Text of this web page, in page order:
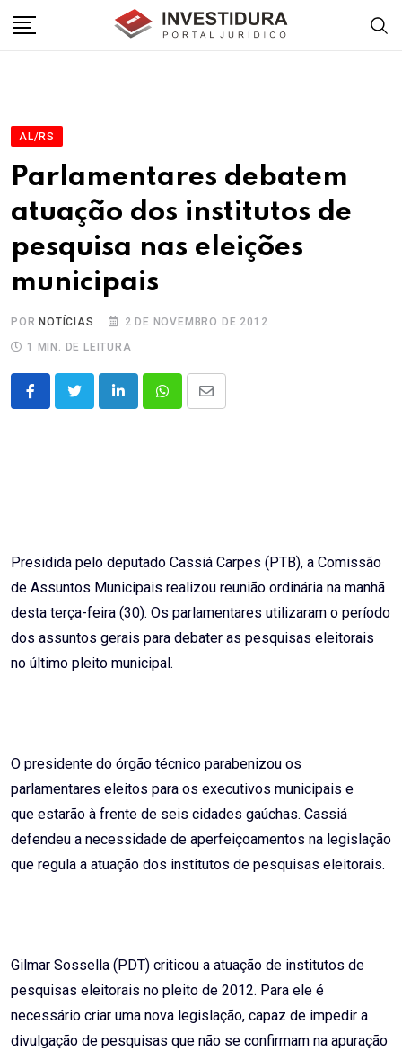
AL/RS
Parlamentares debatem
atuação dos institutos de
pesquisa nas eleições
municipais
POR NOTÍCIAS
2 DE NOVEMBRO DE 2012
1 MIN. DE LEITURA
LinkedInWhatsappShare
Presidida pelo deputado Cassiá Carpes (PTB), a Comissão
de Assuntos Municipais realizou reunião ordinária na manhã
desta terça-feira (30). Os parlamentares utilizaram o período
dos assuntos gerais para debater as pesquisas eleitorais
no último pleito municipal.
O presidente do órgão técnico parabenizou os
parlamentares eleitos para os executivos municipais e
que estarão à frente de seis cidades gaúchas. Cassiá
defendeu a necessidade de aperfeiçoamentos na legislação
que regula a atuação dos institutos de pesquisas eleitorais.
Gilmar Sossella (PDT) criticou a atuação de institutos de
pesquisas eleitorais no pleito de 2012. Para ele é
necessário criar uma nova legislação, capaz de impedir a
divulgação de pesquisas que não se confirmam na apuração